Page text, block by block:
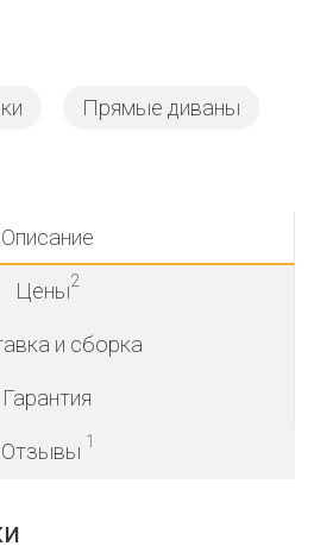
Прямые диваны
Описание
Цены2
и сборка
Гарантия
Отзывы 1